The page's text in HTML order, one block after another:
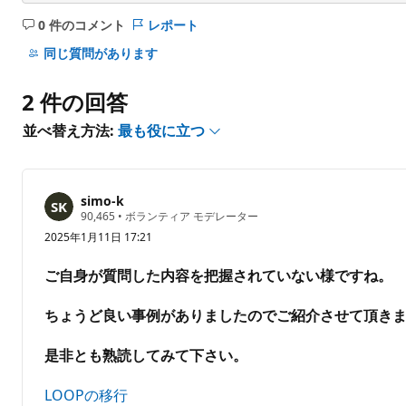
0 件のコメント
コ
メ
は
あ
ま
ん
レポート
同じ質問があります
2 件の回答
並べ替え方法: 最も役に立つ
simo-k
90,465 評
価
の
イ
ン
• ボランティア モデレーター
2025年1月11日 17:21
ご自身が質問した内容を把握されていない様ですね。
ちょうど良い事例がありましたのでご紹介させて頂き
是非とも熟読してみて下さい。
LOOPの移行